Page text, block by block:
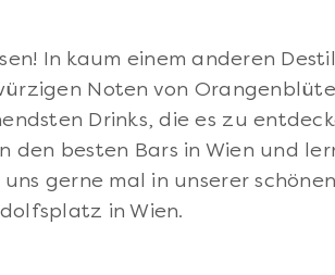
In kaum einem anderen
Noten von
Drinks, die es zu
den besten Bars in Wien und
gerne mal in unserer
in Wien.